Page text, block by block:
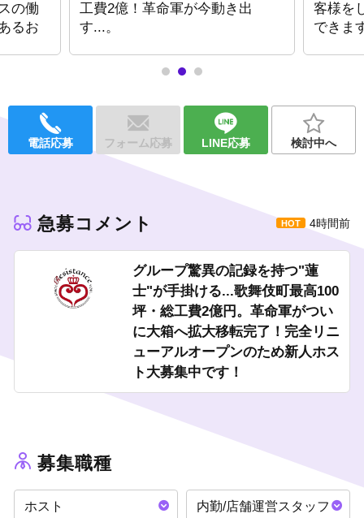
初回人数月間最低100組
飲みなおし/リピート率40%OVER
1,000万円Player30人輩出（在籍15名）
やる気次第では無限に成長していただけます。
ホストに限界はありません。
プレイヤーとして、経営者として。
どこに行っても活かせるノウハウを学べるので、プレイヤーを引
未経験者、経験者、移籍者の方が安心・安定に働ける環境をご用
✓ 日払い対応可
✓ 売上ノルマ等なし
✓ 年3～4回社員旅行あり
✓ 新人教育専門部隊あり
「はじめから大箱で」
当グループは未経験からしっかり売上を作れる指導を行っており
ます。
最初は小箱でと考える方も多いとは思いますが、もったいない！
待遇・福利厚生をフル活用して、勢いよく上を目指しましょう！
必要なのは《やる気》だけ！！
まずは貴方の意志をお聞かせください！
ご応募・お問い合わせ楽しみにお待ちしております。
の働
るお
工費2億！革命軍が今動き出
す...。
客様を
できま
電話応募 フォーム応募 LINE応募 検討中へ
急募コメント 4時間前
グループ驚異の記録を持つ"蓮
士"が手掛ける...歌舞伎町最高100
坪・総工費2億円。革命軍がつい
に大箱へ拡大移転完了！完全リニ
ューアルオープンのため新人ホス
ト大募集中です！
募集職種
ホスト 内勤/店舗運営スタッフ